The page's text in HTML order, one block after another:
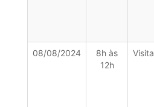
08/08/2024
8h às
12h
Visita